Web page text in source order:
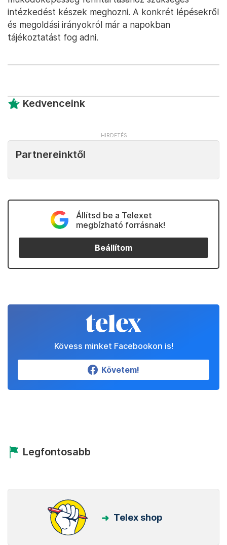
intézkedést készek meghozni. A konkrét lépésekről
és megoldási irányokról már a napokban
tájékoztatást fog adni.
Kedvenceink
Partnereinktől
Állítsd be a Telexet
megbízható forrásnak!
Beállítom
Kövess minket Facebookon is!
Követem!
Legfontosabb
Telex shop